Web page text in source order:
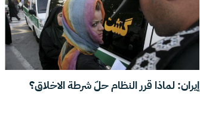
إيران: لماذا قرر النظام حلّ شرطة الاخلاق؟